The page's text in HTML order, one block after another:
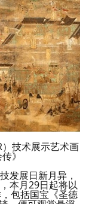
技术展示艺术画
》
发展日新月异，
本月29日起将以
包括国宝《圣德